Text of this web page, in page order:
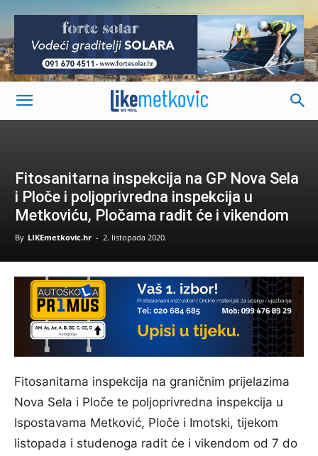
-
Fitosanitarna inspekcija na GP Nova Sela
i Ploče i poljoprivredna inspekcija u
Metkoviću, Pločama radit će i vikendom
By LIKEmetkovic.hr - 2. listopada 2020.
Fitosanitarna inspekcija na graničnim prijelazima
Nova Sela i Ploče te poljoprivredna inspekcija u
Ispostavama Metković, Ploče i Imotski, tijekom
listopada i studenoga radit će i vikendom od 7 do